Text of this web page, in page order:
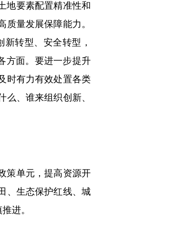
地要素配置精准性和
量发展保障能力。
转型、安全转型，
方面。要进一步提升
时有力有效处置各类
、谁来组织创新、
策单元，提高资源开
、生态保护红线、城
进。